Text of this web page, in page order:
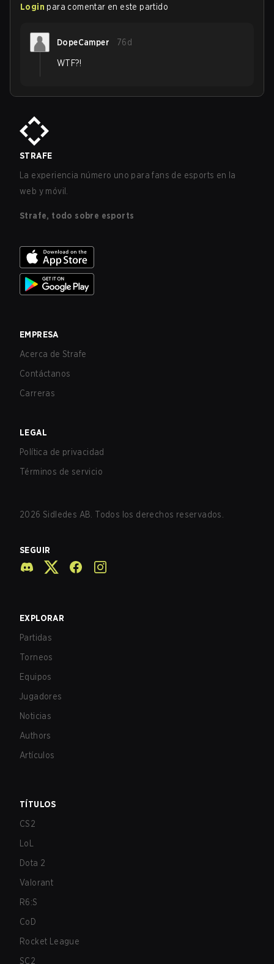
Login para comentar en este partido
DopeCamper 76d
WTF?!
STRAFE
La experiencia número uno para fans de esports en la
web y móvil.
Strafe, todo sobre esports
EMPRESA
Acerca de Strafe
Contáctanos
Carreras
LEGAL
Política de privacidad
Términos de servicio
2026 Sidledes AB. Todos los derechos reservados.
SEGUIR
EXPLORAR
Partidas
Torneos
Equipos
Jugadores
Noticias
Authors
Artículos
TÍTULOS
CS2
LoL
Dota 2
Valorant
R6:S
CoD
Rocket League
SC2